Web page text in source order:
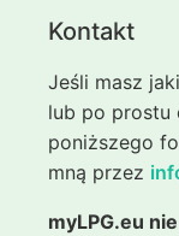
Kontakt
Jeśli masz
lub po prostu
poniższego
mną przez
myLPG.eu